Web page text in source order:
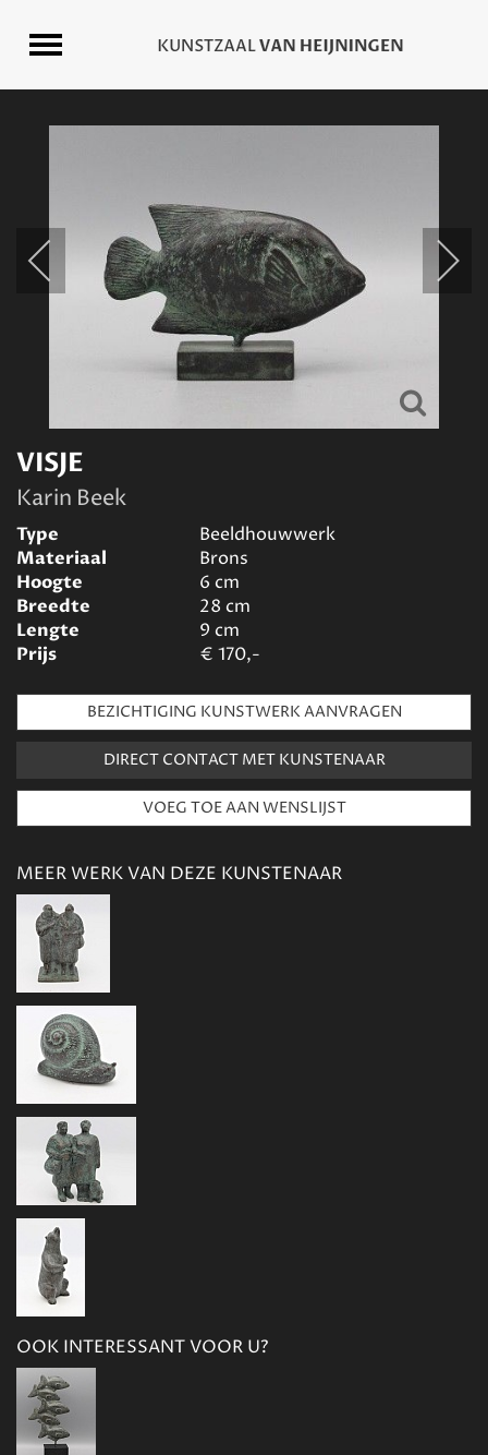
VISJE
Karin Beek
Type
Beeldhouwwerk
Materiaal
Brons
Hoogte
6 cm
Breedte
28 cm
Lengte
9 cm
Prijs
€ 170,-
BEZICHTIGING KUNSTWERK AANVRAGEN
DIRECT CONTACT MET KUNSTENAAR
MEER WERK VAN DEZE KUNSTENAAR
OOK INTERESSANT VOOR U?